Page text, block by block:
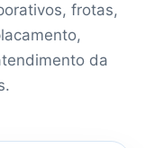
frotas,
da